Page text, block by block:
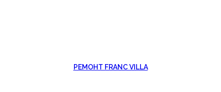
РЕМОНТ FRANC VILLA